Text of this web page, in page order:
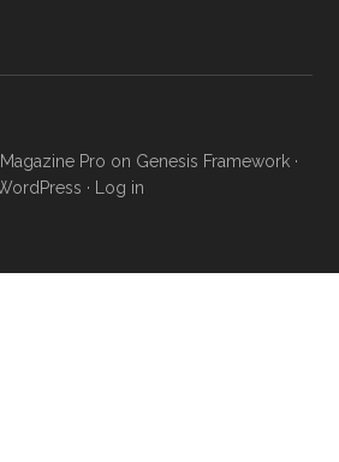
Magazine Pro on Genesis Framework·
· Log in